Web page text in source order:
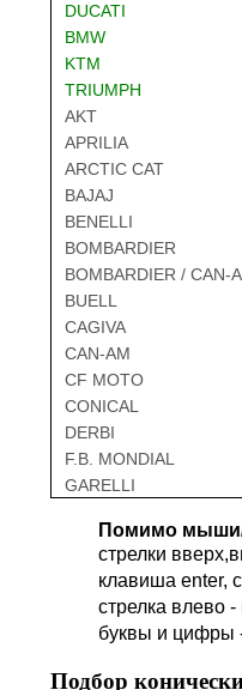
DUCATI
BMW
KTM
TRIUMPH
AKT
APRILIA
ARCTIC CAT
BAJAJ
BENELLI
BOMBARDIER
BOMBARDIER / CAN-
BUELL
CAGIVA
CAN-AM
CF MOTO
CONICAL
DERBI
F.B. MONDIAL
GARELLI
GILERA
HARLEY DAVIDSON
HERO
HUSQVARNA
HYOSUNG / KR
Помимо мыши/
стрелки
клавиша enter,
cтрелка влево
буквы и цифры
Подбор